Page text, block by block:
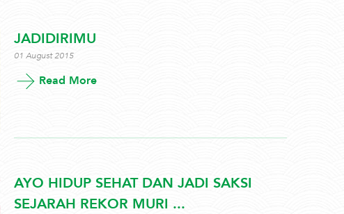
JADIDIRIMU
01 August 2015
Read More
AYO HIDUP SEHAT DAN JADI SAKSI
SEJARAH REKOR MURI ...